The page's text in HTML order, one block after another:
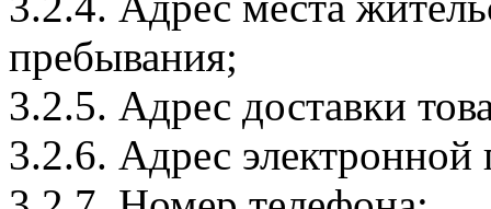
пребывания;
3.2.5. Адрес доставки
3.2.6. Адрес электронной